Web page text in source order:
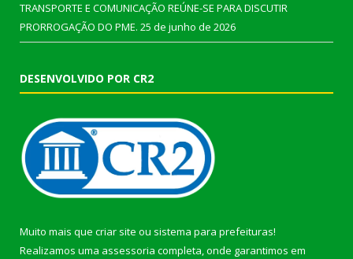
TRANSPORTE E COMUNICAÇÃO REÚNE-SE PARA DISCUTIR
PRORROGAÇÃO DO PME. 25 de junho de 2026
DESENVOLVIDO POR CR2
Muito mais que criar site ou sistema para prefeituras!
Realizamos uma assessoria completa, onde garantimos em